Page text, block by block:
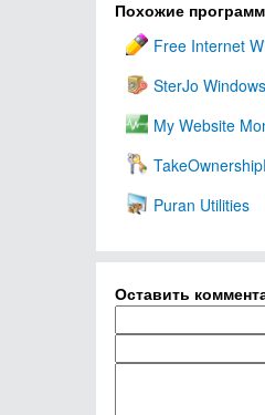
Похожие
Free Internet
SterJo
My Website
Puran Utilities
Оставить